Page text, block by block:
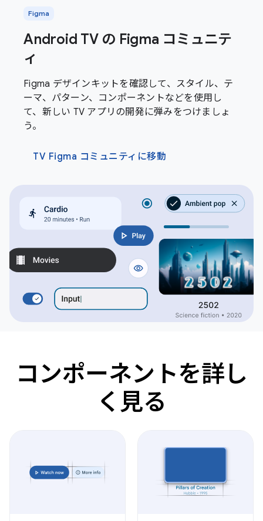
Figma
Android TV の Figma コミュニテ
ィ
Figma デザインキットを確認して、スタイル、テ
ーマ、パターン、コンポーネントなどを使用し
て、新しい TV アプリの開発に弾みをつけましょ
う。
TV Figma コミュニティに移動
コンポーネントを詳し
く見る